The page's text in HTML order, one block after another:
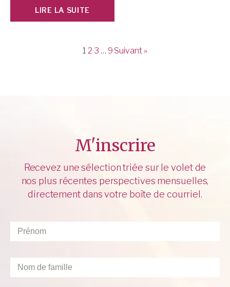
LIRE LA SUITE
1 2 3 … 9 Suivant »
M'inscrire
Recevez une sélection triée sur le volet de
nos plus récentes perspectives mensuelles,
directement dans votre boîte de courriel.
Prénom*
Nom